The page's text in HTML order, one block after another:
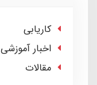
کاریابی
اخبار آموزشی
مقالات